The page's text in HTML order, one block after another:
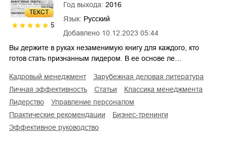
ТЕКСТ
5
Добавлено 10.12.2023 05:44
Год выхода: 2016
Язык: Русский
Вы держите в руках незаменимую книгу для каждого, кто
готов стать признанным лидером. В ее основе ле…
кадровый менеджмент
зарубежная деловая литература
личная эффективность
статьи
классика менеджмента
лидерство
управление персоналом
практические рекомендации
бизнес-тренинги
эффективное руководство